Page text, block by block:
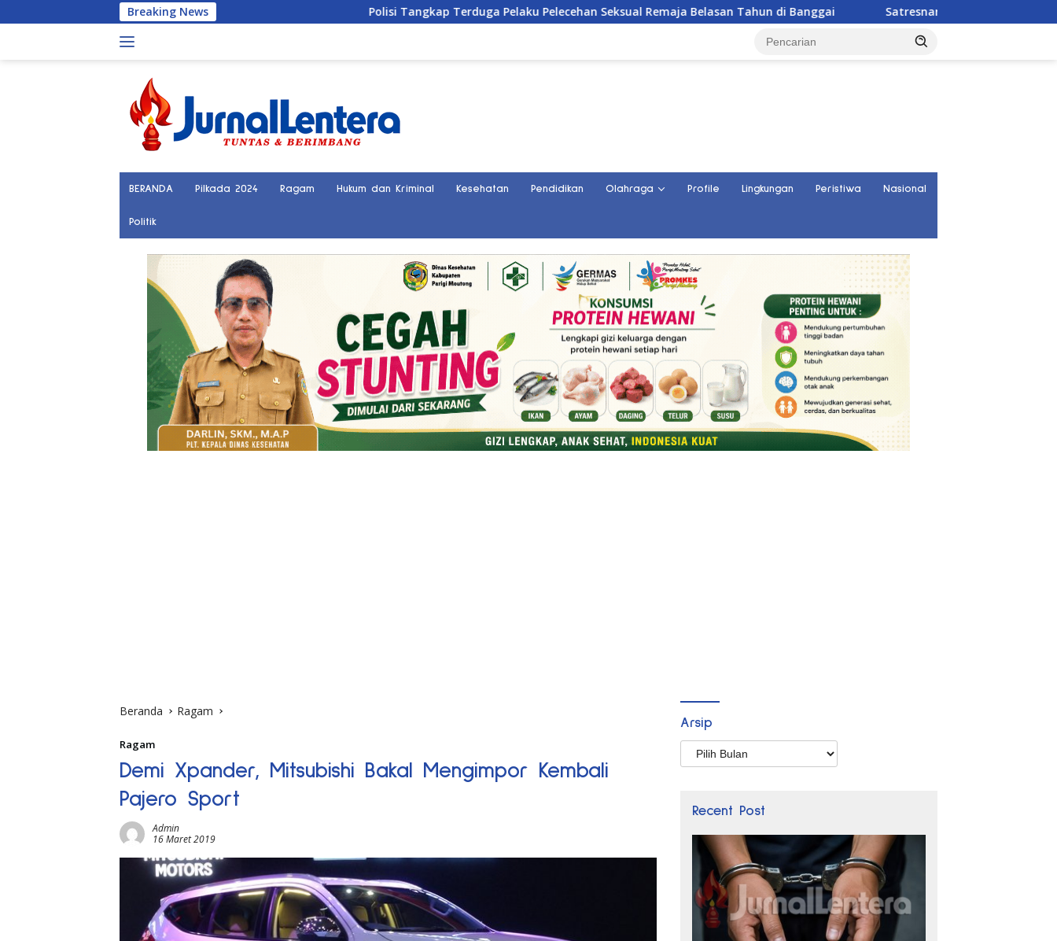
ke
Breaking News Polisi Tangkap Terduga Pelaku Pelecehan Seksual Remaja Belasan Tahun di Banggai Satresnarkoba Polres Parigi Moutong Ungkap 30
BERANDA Pilkada 2024 Ragam Hukum dan Kriminal Kesehatan Pendidikan Olahraga Profile Lingkungan Peristiwa Nasional
Politik
Beranda Ragam
Ragam
Demi Xpander, Mitsubishi Bakal Mengimpor Kembali
Pajero Sport
Admin
16 Maret 2019
Arsip
Arsip
Recent Post